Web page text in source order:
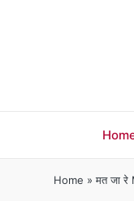
Home »मत जा